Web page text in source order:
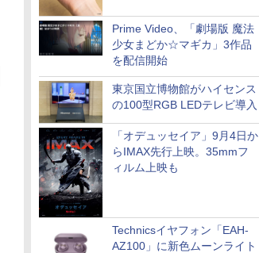
Prime Video、「劇場版 魔法
少女まどか☆マギカ」3作品
を配信開始
東京国立博物館がハイセンス
の100型RGB LEDテレビ導入
「オデュッセイア」9月4日か
らIMAX先行上映。35mmフ
ィルム上映も
Technicsイヤフォン「EAH-
AZ100」に新色ムーンライト